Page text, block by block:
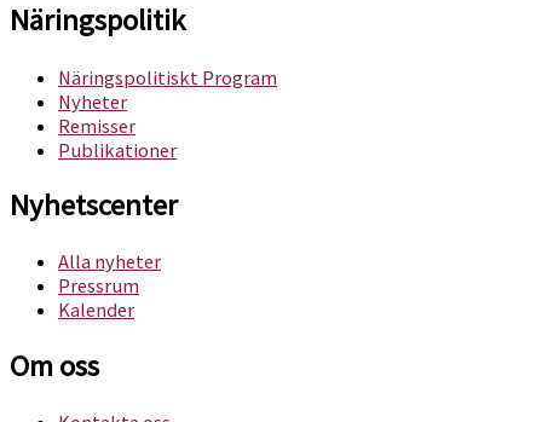
Näringspolitik
Näringspolitiskt Program
Nyheter
Remisser
Publikationer
Nyhetscenter
Alla nyheter
Pressrum
Kalender
Om oss​